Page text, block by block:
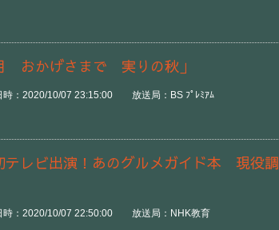
おかげさまで 実りの秋」
2020/10/07 23:15:00 放送局：BS ﾌﾟﾚﾐｱﾑ
レビ出演！あのグルメガイド本 現役調
2020/10/07 22:50:00 放送局：NHK教育